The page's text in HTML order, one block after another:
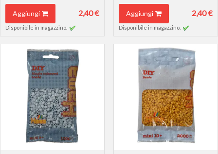
Aggiungi 2,40 €
Disponibile in magazzino.
Aggiungi 2,40 €
Disponibile in magazzino.